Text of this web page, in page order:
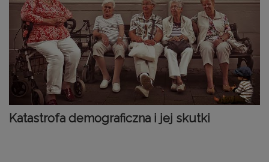
Katastrofa demograficzna i jej skutki